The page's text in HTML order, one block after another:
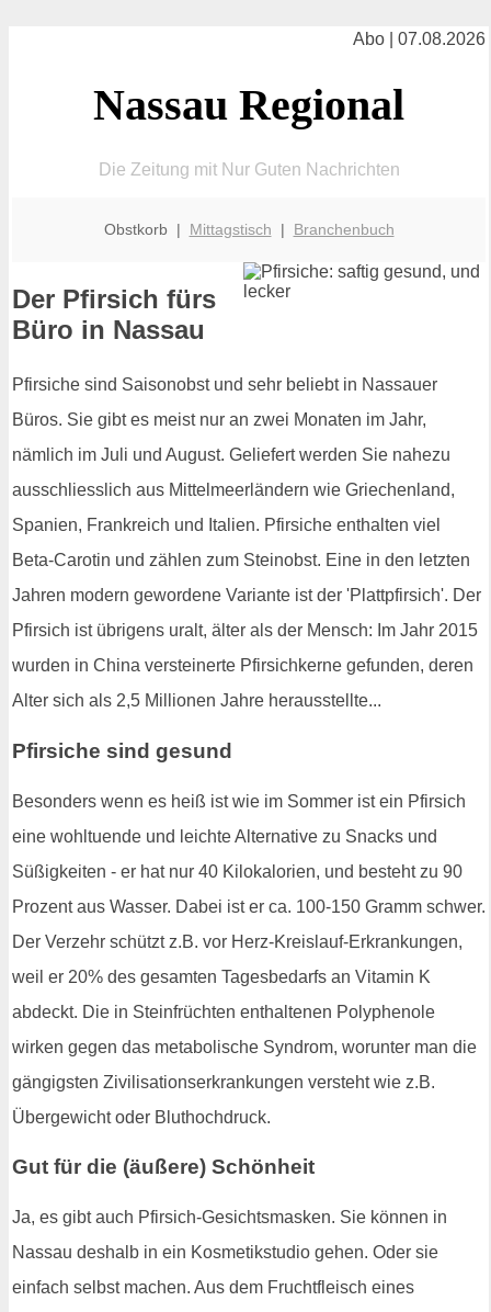
Abo | 07.08.2026
Nassau Regional
Die Zeitung mit Nur Guten Nachrichten
Obstkorb | Mittagstisch | Branchenbuch
Der Pfirsich fürs
Büro in Nassau
Pfirsiche sind Saisonobst und sehr beliebt in Nassauer
Büros. Sie gibt es meist nur an zwei Monaten im Jahr,
nämlich im Juli und August. Geliefert werden Sie nahezu
ausschliesslich aus Mittelmeerländern wie Griechenland,
Spanien, Frankreich und Italien. Pfirsiche enthalten viel
Beta-Carotin und zählen zum Steinobst. Eine in den letzten
Jahren modern gewordene Variante ist der 'Plattpfirsich'. Der
Pfirsich ist übrigens uralt, älter als der Mensch: Im Jahr 2015
wurden in China versteinerte Pfirsichkerne gefunden, deren
Alter sich als 2,5 Millionen Jahre herausstellte...
Pfirsiche sind gesund
Besonders wenn es heiß ist wie im Sommer ist ein Pfirsich
eine wohltuende und leichte Alternative zu Snacks und
Süßigkeiten - er hat nur 40 Kilokalorien, und besteht zu 90
Prozent aus Wasser. Dabei ist er ca. 100-150 Gramm schwer.
Der Verzehr schützt z.B. vor Herz-Kreislauf-Erkrankungen,
weil er 20% des gesamten Tagesbedarfs an Vitamin K
abdeckt. Die in Steinfrüchten enthaltenen Polyphenole
wirken gegen das metabolische Syndrom, worunter man die
gängigsten Zivilisationserkrankungen versteht wie z.B.
Übergewicht oder Bluthochdruck.
Gut für die (äußere) Schönheit
Ja, es gibt auch Pfirsich-Gesichtsmasken. Sie können in
Nassau deshalb in ein Kosmetikstudio gehen. Oder sie
einfach selbst machen. Aus dem Fruchtfleisch eines